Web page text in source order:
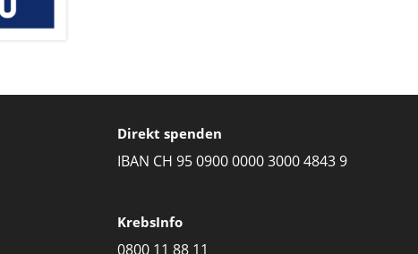
Direkt spenden
IBAN CH 95 0900 0000 3000 4843 9
KrebsInfo
0800 11 88 11